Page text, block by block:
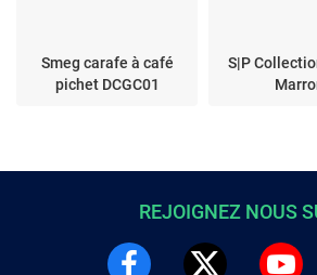
Smeg carafe à café
pichet DCGC01
S|P
REJOIGNEZ NOUS